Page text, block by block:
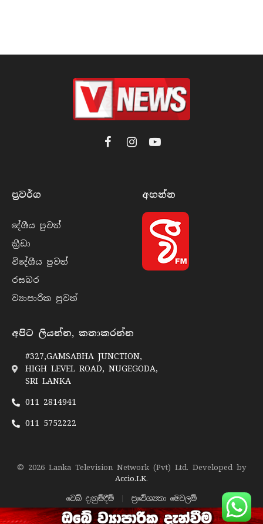
FacebookInstagramYouTube
ප්‍රවර්​ග
දේශීය පුව​ත්
ක්‍රී​ඩා
විදේශීය පුව​ත්
රසබ​ර
ව්‍යාපාරික පුව​ත්
අහන්​න
අපිට ලියන්න, කතාකරන්න
#327,GAMSABHA JUNCTION,
HIGH LEVEL ROAD, NUGEGODA,
SRI LANKA
011 2814941
011 5752222
© 2026 Lanka Television Network (Pvt) Ltd. Developed by
Accio.LK.
වෙබ් දැනුම්දීම්
ප්‍රවේශ්‍යතා මෙවලම්